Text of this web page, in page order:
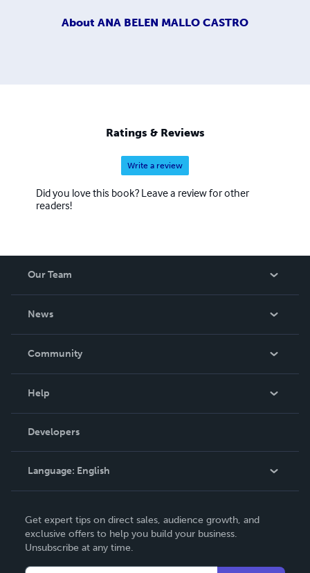
About ANA BELEN MALLO CASTRO
Ratings & Reviews
Write a review
Did you love this book? Leave a review for other
readers!
Our Team
News
In The News
Community
Podcast
Help
Order Lookup
Knowledge Base
Contact Support
Developers
Language: English
Deutsch
Français
Get expert tips on direct sales, audience growth, and
exclusive offers to help you build your business.
Unsubscribe at any time.